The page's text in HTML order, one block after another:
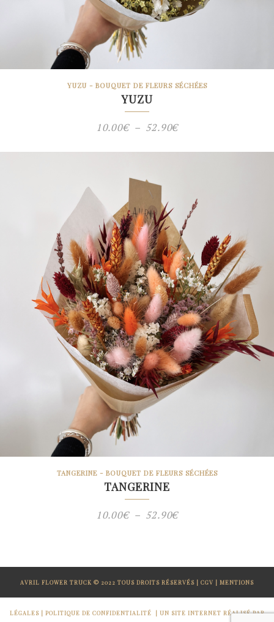
YUZU - BOUQUET DE FLEURS SÉCHÉES
YUZU
10.00€ – 52.90€Plage
52.90€
TANGERINE - BOUQUET DE FLEURS SÉCHÉES
TANGERINE
10.00€ – 52.90€Plage
10.00€
à
AVRIL FLOWER TRUCK © 2022 TOUS DROITS RÉSERVÉS | CGV | MENTIONS
LÉGALES| POLITIQUE DE CONFIDENTIALITÉ | UN SITE INTERNET RÉALISÉ PAR